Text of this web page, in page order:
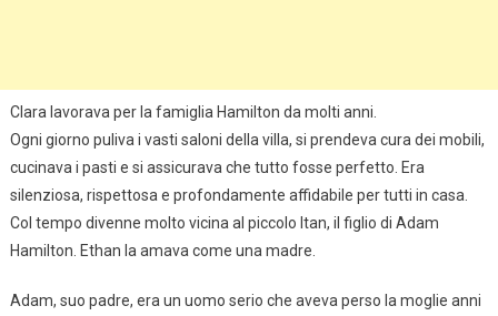
Clara lavorava per la famiglia Hamilton da molti anni.
Ogni giorno puliva i vasti saloni della villa, si prendeva cura dei mobili,
cucinava i pasti e si assicurava che tutto fosse perfetto. Era
silenziosa, rispettosa e profondamente affidabile per tutti in casa.
Col tempo divenne molto vicina al piccolo Itan, il figlio di Adam
Hamilton. Ethan la amava come una madre.
Adam, suo padre, era un uomo serio che aveva perso la moglie anni